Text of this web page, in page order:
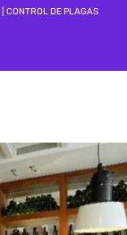
CONTROL DE PLAGAS